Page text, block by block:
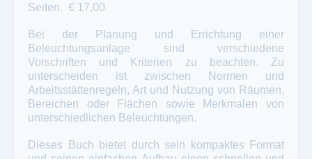
Seiten. € 17,00
Bei der Planung und Errichtung einer
Beleuchtungsanlage sind verschiedene
Vorschriften und Kriterien zu beachten. Zu
unterscheiden ist zwischen Normen und
Arbeitsstättenregeln, Art und Nutzung von Räumen,
Bereichen oder Flächen sowie Merkmalen von
unterschiedlichen Beleuchtungen.
Dieses Buch bietet durch sein kompaktes Format